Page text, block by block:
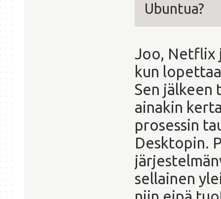
Ubuntua?
Joo, Netflix
kun
Sen jälkeen
ainakin
prosessin
Desktopin.
sellainen